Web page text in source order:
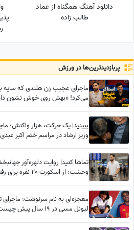
دانلود آهنگ همگناه از عماد
طالب زاده
پربازدید‌ترین‌ها در ورزش
ماجرای عجیب زن هلندی که سایه
می‌کرد! «بهش روی خوش نشون
ببینید| یک حرکت، هزار واکنش؛
وزیر ارشاد در مراسم ختم اکبر
تماشا کنید| روایت دلهره‌آور
وحشت؛ از
معجزه‌ای به نام سرنوشت؛
لیونل مسی در 19 سال پیش چیست؟+ویدیو